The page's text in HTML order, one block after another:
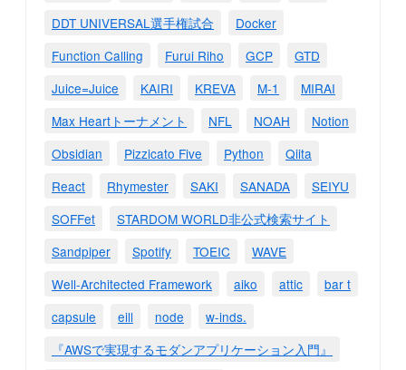
DDT UNIVERSAL選手権試合
Docker
Function Calling
Furui Riho GCP
GTD
Juice=Juice
KAIRI KREVA M-1
MIRAI
Max Heartトーナメント
NFL NOAH
Notion
Obsidian
Pizzicato Five Python
Qiita
React
Rhymester SAKI SANADA
SEIYU
SOFFet
STARDOM WORLD非公式検索サイト
Sandpiper
Spotify TOEIC
WAVE
Well-Architected Framework
aiko attic
bar t
capsule
eill node
w-inds.
『AWSで実現するモダンアプリケーション入門』